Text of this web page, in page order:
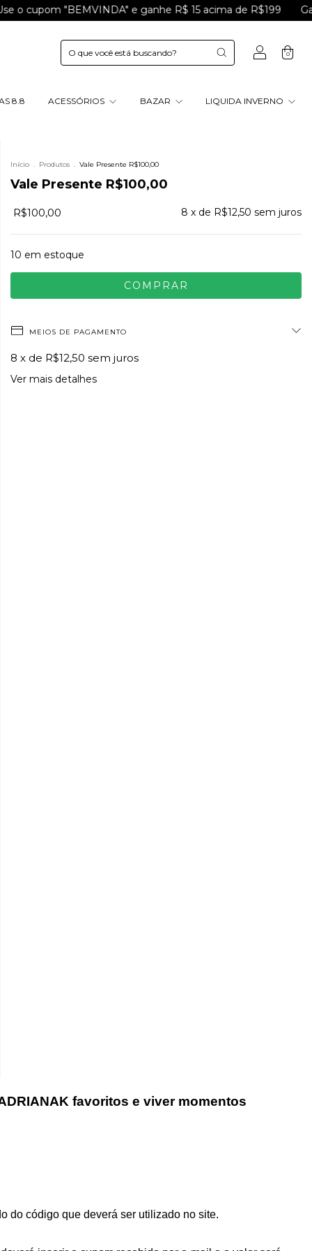
"BEMVINDA" e ganhe R$ 15 acima de R$199 Ganhe
0
8.8 ACESSÓRIOS BAZAR
LIQUIDA INVERNO
Início . Produtos . Vale Presente R$100,00
Vale Presente R$100,00
R$100,00 8 x de R$12,50 sem juros
10 em estoque
MEIOS DE PAGAMENTO
8 x de R$12,50 sem juros
Ver mais detalhes
favoritos e viver momentos
do código que deverá ser utilizado no site.